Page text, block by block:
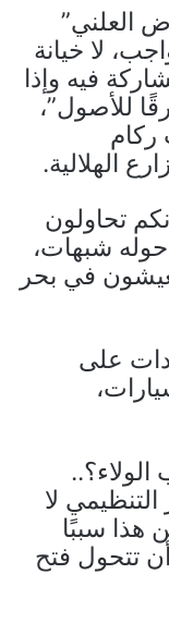
العلني”
لا خيانة
فيه وإذا
للأصول”،
ركام
الهلالية.
تحاولون
شبهات،
في بحر
على
لا
هذا سببًا
تتحول فتح